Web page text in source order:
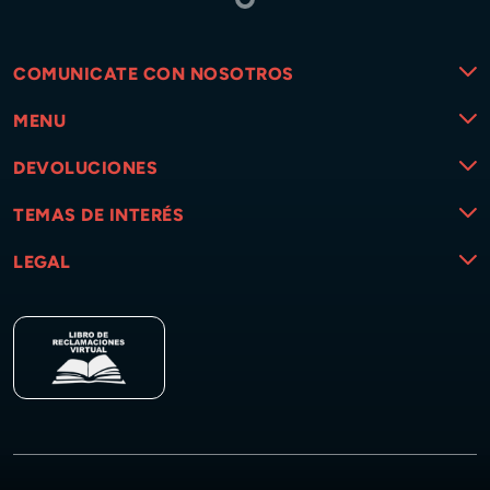
COMUNICATE CON NOSOTROS
MENU
DEVOLUCIONES
TEMAS DE INTERÉS
LEGAL